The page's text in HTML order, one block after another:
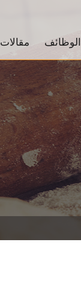
مقالات الوظائف